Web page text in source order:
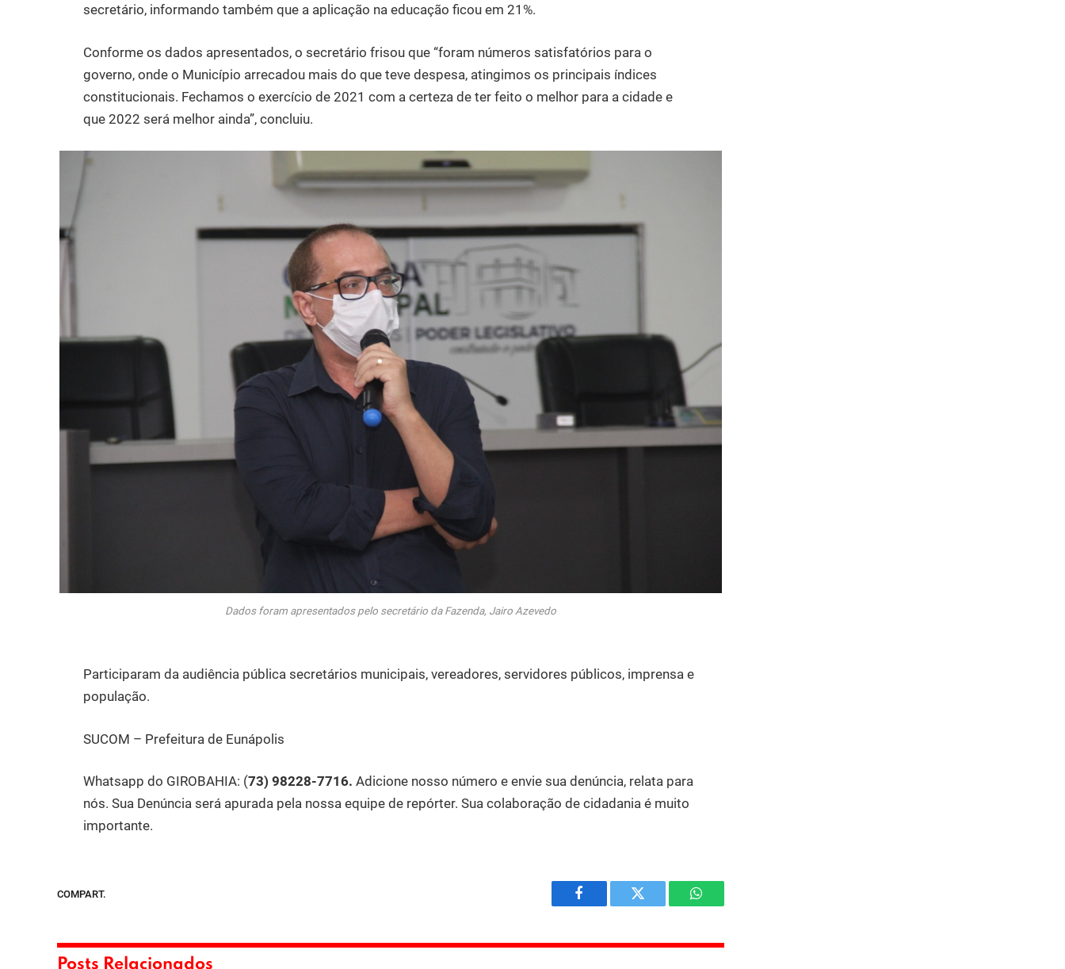
secretário, informando também que a aplicação na educação ficou em 21%.
Conforme os dados apresentados, o secretário frisou que “foram números satisfatórios para o
governo, onde o Município arrecadou mais do que teve despesa, atingimos os principais índices
constitucionais. Fechamos o exercício de 2021 com a certeza de ter feito o melhor para a cidade e
que 2022 será melhor ainda”, concluiu.
Dados foram apresentados pelo secretário da Fazenda, Jairo Azevedo
Participaram da audiência pública secretários municipais, vereadores, servidores públicos, imprensa e
população.
SUCOM – Prefeitura de Eunápolis
Whatsapp do GIROBAHIA: (73) 98228-7716.Adicione nosso número e envie sua denúncia, relata para
nós. Sua Denúncia será apurada pela nossa equipe de repórter. Sua colaboração de cidadania é muito
importante.
COMPART.
Facebook Twitter WhatsApp
Posts Relacionados